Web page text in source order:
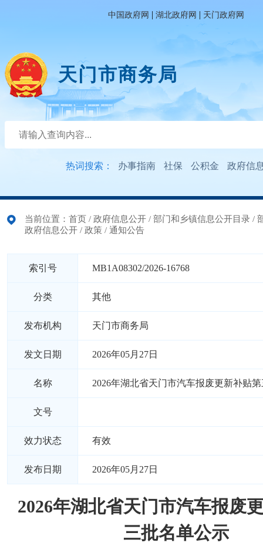
中国政府网 | 湖北政府网 | 天门政府网
天门市商务局
热词搜索： 办事指南 社保 公积金 政府信
当前位置： 首页 / 政府信息公开 / 部门和乡镇信息公开目录 /
政府信息公开 / 政策 / 通知公告
索引号 MB1A08302/2026-16768
分类 其他
发布机构 天门市商务局
发文日期 2026年05月27日
名称 2026年湖北省天门市汽车报废更新补贴
文号
效力状态 有效
发布日期 2026年05月27日
2026年湖北省天门市汽车报废
三批名单公示